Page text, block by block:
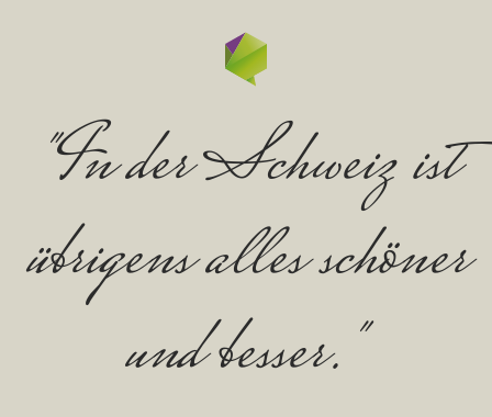
"In der Schweiz ist
übrigens alles schöner
und besser."